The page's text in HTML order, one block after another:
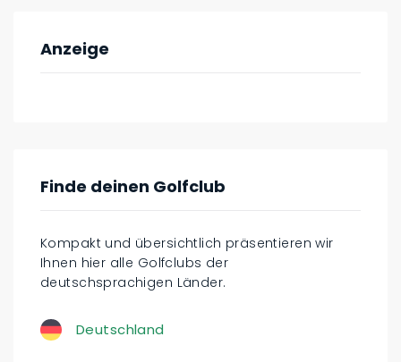
Anzeige
Finde deinen Golfclub
Kompakt und übersichtlich präsentieren wir
Ihnen hier alle Golfclubs der
deutschsprachigen Länder.
Deutschland